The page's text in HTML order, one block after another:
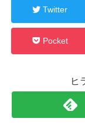
Twitter
Pocket
ヒ